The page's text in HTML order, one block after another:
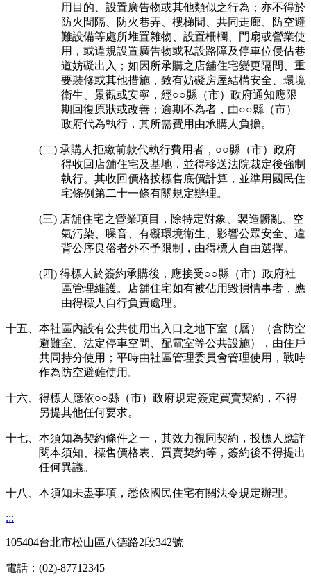
用目的、設置廣告物或其他類似之行為；亦不得於
防火間隔、防火巷弄、樓梯間、共同走廊、防空避
難設備等處所堆置雜物、設置柵欄、門扇或營業使
用，或違規設置廣告物或私設路障及停車位侵佔巷
道妨礙出入；如因所承購之店舖住宅變更隔間、重
要裝修或其他措施，致有妨礙房屋結構安全、環境
衛生、景觀或安寧，經○○縣（市）政府通知應限
期回復原狀或改善；逾期不為者，由○○縣（市）
政府代為執行，其所需費用由承購人負擔。
(二) 承購人拒繳前款代執行費用者，○○縣（市）政府
得收回店舖住宅及基地，並得移送法院裁定後強制
執行。其收回價格按標售底價計算，並準用國民住
宅條例第二十一條有關規定辦理。
(三) 店舖住宅之營業項目，除特定對象、製造髒亂、空
氣污染、噪音、有礙環境衛生、影響公眾安全、違
背公序良俗者外不予限制，由得標人自由選擇。
(四) 得標人於簽約承購後，應接受○○縣（市）政府社
區管理維護。店舖住宅如有被佔用毀損情事者，應
由得標人自行負責處理。
十五、本社區內設有公共使用出入口之地下室（層）（含防空
避難室、法定停車空間、配電室等公共設施），由住戶
共同持分使用；平時由社區管理委員會管理使用，戰時
作為防空避難使用。
十六、得標人應依○○縣（市）政府規定簽定買賣契約，不得
另提其他任何要求。
十七、本須知為契約條件之一，其效力視同契約，投標人應詳
閱本須知、標售價格表、買賣契約等，簽約後不得提出
任何異議。
十八、本須知未盡事項，悉依國民住宅有關法令規定辦理。
:::
105404台北市松山區八德路2段342號
電話：(02)-87712345